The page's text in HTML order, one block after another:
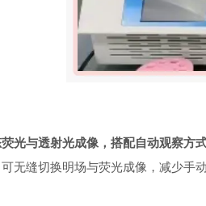
光与透射光成像，搭配自动观察方
无缝切换明场与荧光成像，减少手